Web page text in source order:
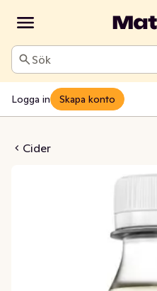
Sök
Logga in Skapa konto
Cider Alkoholfri